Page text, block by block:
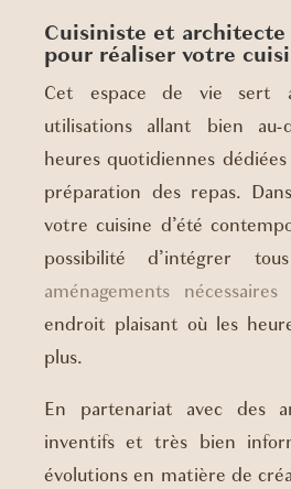
Cuisiniste et
pour réaliser votre
Cet espace de vie sert
utilisations allant bien au-
heures quotidiennes
préparation des repas.
votre cuisine d’été
possibilité d’intégrer
aménagements nécessaires
endroit plaisant où les
plus.
En partenariat avec des
inventifs et très bien
évolutions en matière de